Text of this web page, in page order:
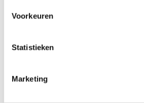
onze website kan je je toestemming
wijzigen.
Voorkeuren
Statistieken
Marketing
Help jij mee met het testen